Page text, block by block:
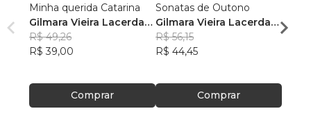
Minha querida Catarina
Gilmara Vieira Lacerda
Machado
R$ 49,26
R$ 39,00
Comprar
Sonatas de Outono
Gilmara Vieira Lacerda
Machado
R$ 56,15
R$ 44,45
Comprar
R$